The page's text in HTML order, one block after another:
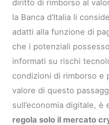
diritto di rimborso al
la Banca d’Italia li
adatti alla funzione di
che i potenziali
informati su rischi
condizioni di rimborso e
valore di questo
sull’economia digitale, è
regola solo il mercato